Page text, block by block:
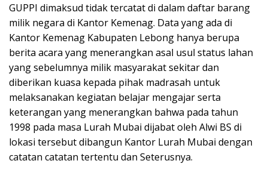
GUPPI dimaksud tidak tercatat di dalam daftar barang
milik negara di Kantor Kemenag. Data yang ada di
Kantor Kemenag Kabupaten Lebong hanya berupa
berita acara yang menerangkan asal usul status lahan
yang sebelumnya milik masyarakat sekitar dan
diberikan kuasa kepada pihak madrasah untuk
melaksanakan kegiatan belajar mengajar serta
keterangan yang menerangkan bahwa pada tahun
1998 pada masa Lurah Mubai dijabat oleh Alwi BS di
lokasi tersebut dibangun Kantor Lurah Mubai dengan
catatan catatan tertentu dan Seterusnya.